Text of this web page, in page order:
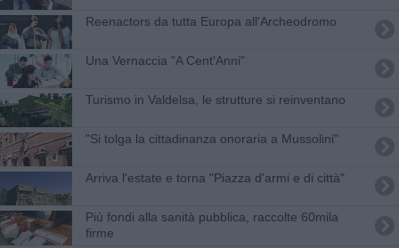
​Reenactors da tutta Europa all'Archeodromo
Una Vernaccia "A Cent'Anni"
Turismo in Valdelsa, le strutture si reinventano
"Si tolga la cittadinanza onoraria a Mussolini"
Arriva l'estate e torna "Piazza d'armi e di città"
Più fondi alla sanità pubblica, raccolte 60mila
firme